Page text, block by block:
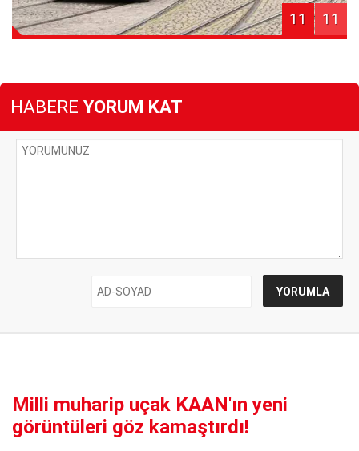
11 11
HABERE YORUM KAT
Milli muharip uçak KAAN'ın yeni
görüntüleri göz kamaştırdı!